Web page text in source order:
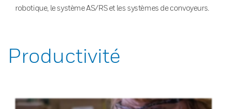
robotique, le système AS/RS et les systèmes de convoyeurs.
Productivité